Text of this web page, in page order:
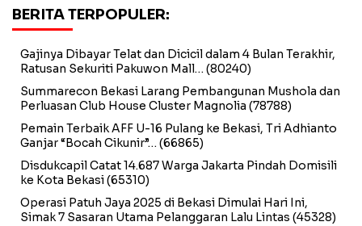
BERITA TERPOPULER:
Gajinya Dibayar Telat dan Dicicil dalam 4 Bulan Terakhir,
Ratusan Sekuriti Pakuwon Mall… (80240)
Summarecon Bekasi Larang Pembangunan Mushola dan
Perluasan Club House Cluster Magnolia (78788)
Pemain Terbaik AFF U-16 Pulang ke Bekasi, Tri Adhianto
Ganjar “Bocah Cikunir”… (66865)
Disdukcapil Catat 14.687 Warga Jakarta Pindah Domisili
ke Kota Bekasi(65310)
Operasi Patuh Jaya 2025 di Bekasi Dimulai Hari Ini,
Simak 7 Sasaran Utama Pelanggaran Lalu Lintas (45328)